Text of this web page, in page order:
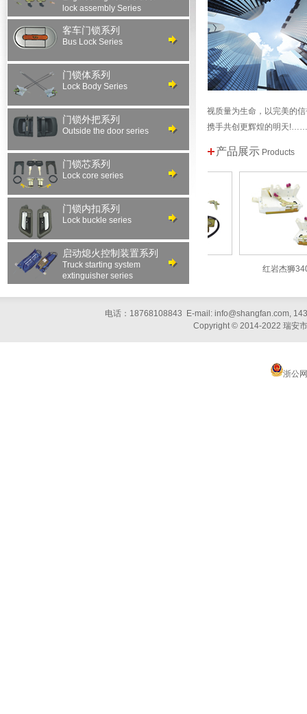
lock assembly Series
客车门锁系列
Bus Lock Series
门锁体系列
Lock Body Series
门锁外把系列
Outside the door series
门锁芯系列
Lock core series
门锁内扣系列
Lock buckle series
启动熄火控制装置系列
Truck starting system
extinguisher series
视质量为生命，以完美的
携手共创更辉煌的明天
产品展示 Products
116C型边门锁 三一重工锁体 红岩杰狮340锁体
电话：18768108843 E-mail: info@shangfan.com,
Copyright © 2014-2022 瑞安
浙公